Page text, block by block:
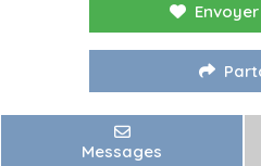
Messages